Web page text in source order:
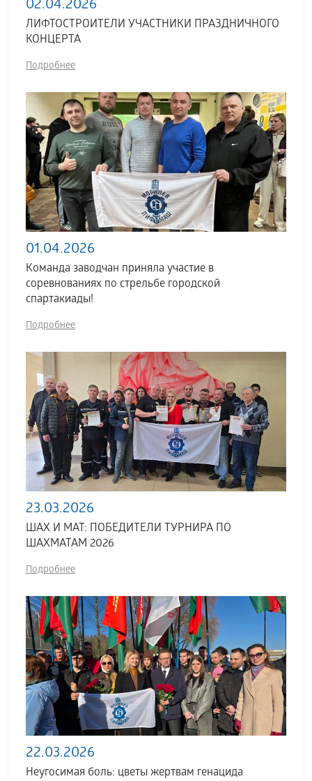
02.04.2026
ЛИФТОСТРОИТЕЛИ УЧАСТНИКИ ПРАЗДНИЧНОГО
КОНЦЕРТА
Подробнее
01.04.2026
Команда заводчан приняла участие в
соревнованиях по стрельбе городской
спартакиады!
Подробнее
23.03.2026
ШАХ И МАТ: ПОБЕДИТЕЛИ ТУРНИРА ПО
ШАХМАТАМ 2026
Подробнее
22.03.2026
Неугосимая боль: цветы жертвам генацида